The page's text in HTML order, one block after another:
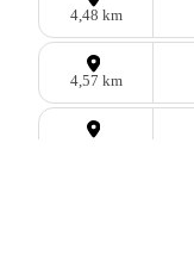
4,48 km
4,57 km